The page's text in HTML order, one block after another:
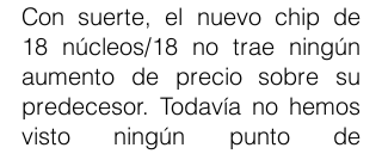
Con suerte, el nuevo chip de
18 núcleos/18 no trae ningún
aumento de precio sobre su
predecesor. Todavía no hemos
visto ningún punto de